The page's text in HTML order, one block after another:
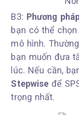
B3: Phương
bạn có thể
mô hình.
bạn muốn đưa
lúc. Nếu cần,
Stepwise để
trọng nhất.